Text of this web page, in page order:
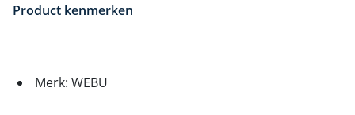
Product kenmerken
Merk: WEBU